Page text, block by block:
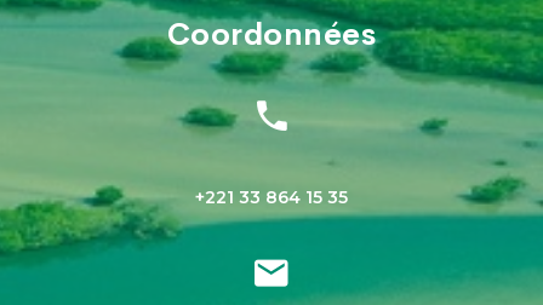
Coordonnées
+221 33 864 15 35